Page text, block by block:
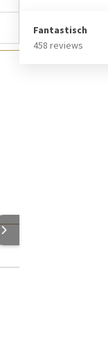
Fantastisch
458 reviews